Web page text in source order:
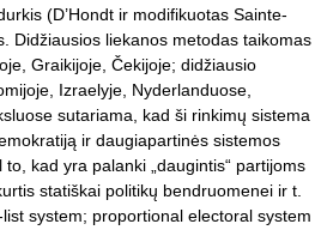
(D’Hondt ir modifikuotas Sainte-
Didžiausios liekanos metodas taikomas
Graikijoje, Čekijoje; didžiausio
Izraelyje, Nyderlanduose,
sutariama, kad ši rinkimų sistema
ir daugiapartinės sistemos
kad yra palanki „daugintis“ partijoms
statiškai politikų bendruomenei ir t.
list system; proportional electoral system